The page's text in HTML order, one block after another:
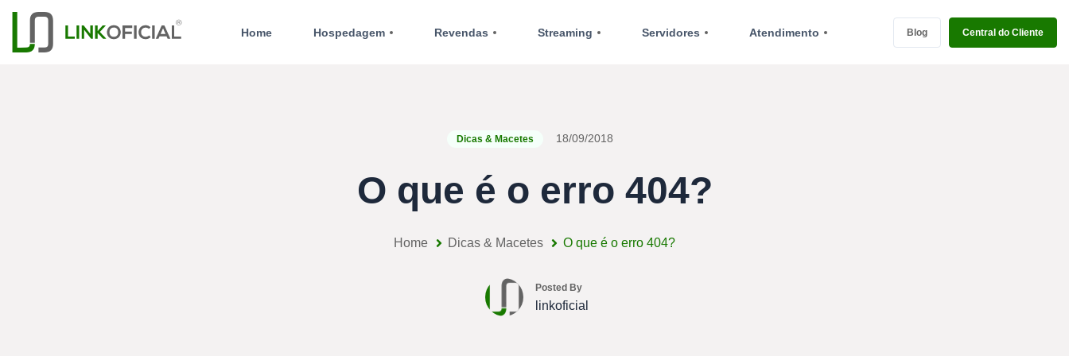
Home Hospedagem Revendas Streaming Servidores Atendimento Blog Central do Cliente
Dicas & Macetes 18/09/2018
O que é o erro 404?
Home Dicas & Macetes O que é o erro 404?
Posted By
linkoficial